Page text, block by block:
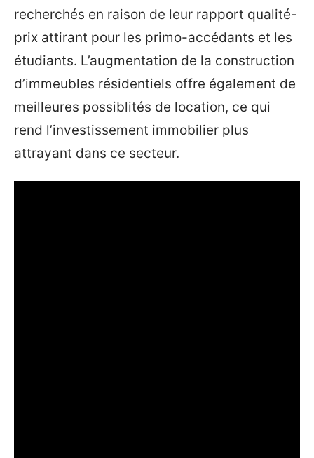
recherchés en raison de leur rapport qualité-
prix attirant pour les primo-accédants et les
étudiants. L’augmentation de la construction
d’immeubles résidentiels offre également de
meilleures possiblités de location, ce qui
rend l’investissement immobilier plus
attrayant dans ce secteur.